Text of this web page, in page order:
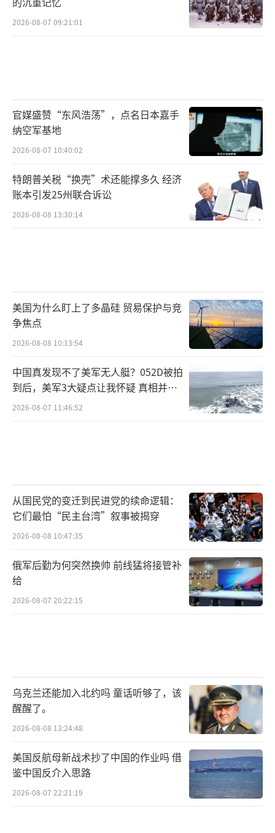
面行动将遭到调停国的干预。
以防备以色列的袭击。直到所有被扣押人员释
放完毕，以军撤回到“黄线”之后才会考虑哈
马斯上交武器的问题。协议要求哈马斯提供其
武器库的“初步清单”，以供后续谈判作参
考，但并未明确提出哈马斯需要上交多少武
器。哈马斯战后会将治理加沙的权力移交
终被哈马斯接受。其主要理由是只要哈马斯释
放被扣押人员，那么以色列将失去所有继续开
战的理由。而尽管此前内塔尼亚胡曾宣称
平协议，哈马斯在战后仍将是加沙地区不可忽
视的存在。
量相互叠加后形成的化学反应。李昊认为，美
国总统特朗普急需一场外交胜利证明“美国回
来了”，而以色列需要体面收场，避免国际和
国内的政治滑坡；哈马斯需要继续喘息的机
会，而卡塔尔、埃及、沙特等不想让火焰烧到
自己家门口。哈马斯为啥敢“豪赌”和平协议
特朗普施压下的信任转变！
（责任编辑：卢其龙 CM088
2026-08-07 09:21:01
官媒盛赞“东风浩荡”，点名日本嘉手
纳空军基地
2026-08-07 10:40:02
特朗普关税“换壳”术还能撑多久 经济
账本引发25州联合诉讼
2026-08-08 13:30:14
美国为什么盯上了多晶硅 贸易保护与竞
争焦点
2026-08-08 10:13:54
中国真发现不了美军无人艇？052D被拍
到后，美军3大疑点让我怀疑 真相并非
如此
2026-08-07 11:46:52
从国民党的变迁到民进党的续命逻辑：
它们最怕“民主台湾”叙事被揭穿
2026-08-08 10:47:35
俄军后勤为何突然换帅 前线猛将接管补
给
2026-08-07 20:22:15
乌克兰还能加入北约吗 童话听够了，该
醒醒了。
2026-08-08 13:24:48
美国反航母新战术抄了中国的作业吗 借
鉴中国反介入思路
2026-08-07 22:21:19